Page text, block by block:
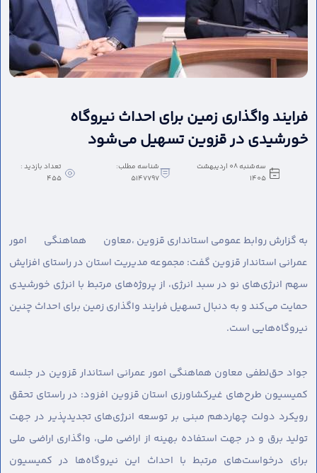
فرایند واگذاری زمین برای احداث‌ نیروگاه
خورشیدی در قزوین تسهیل می‌شود
سه‌شنبه 08 اردیبهشت
1405
شناسه مطلب:
5147797
تعداد بازدید :
455
به گزارش روابط عمومی استانداری قزوین ،معاون هماهنگی امور
عمرانی استاندار قزوین گفت: مجموعه مدیریت استان در راستای افزایش
سهم انرژی‌های نو در سبد انرژی، از ‌پروژه‌های مرتبط با انرژی خورشیدی
حمایت می‌کند و به دنبال تسهیل فرایند واگذاری زمین برای احداث چنین
نیروگاه‌هایی است.
جواد حق‌لطفی معاون هماهنگی امور عمرانی استاندار قزوین در جلسه
کمیسیون طرح‌های غیرکشاورزی استان قزوین افزود: در راستای تحقق
رویکرد دولت چهاردهم مبنی بر توسعه انرژی‌های تجدیدپذیر در جهت
تولید برق و در جهت استفاده بهینه از اراضی ملی، واگذاری اراضی ملی
برای درخواست‌های مرتبط با احداث این نیروگاه‌ها در کمیسیون